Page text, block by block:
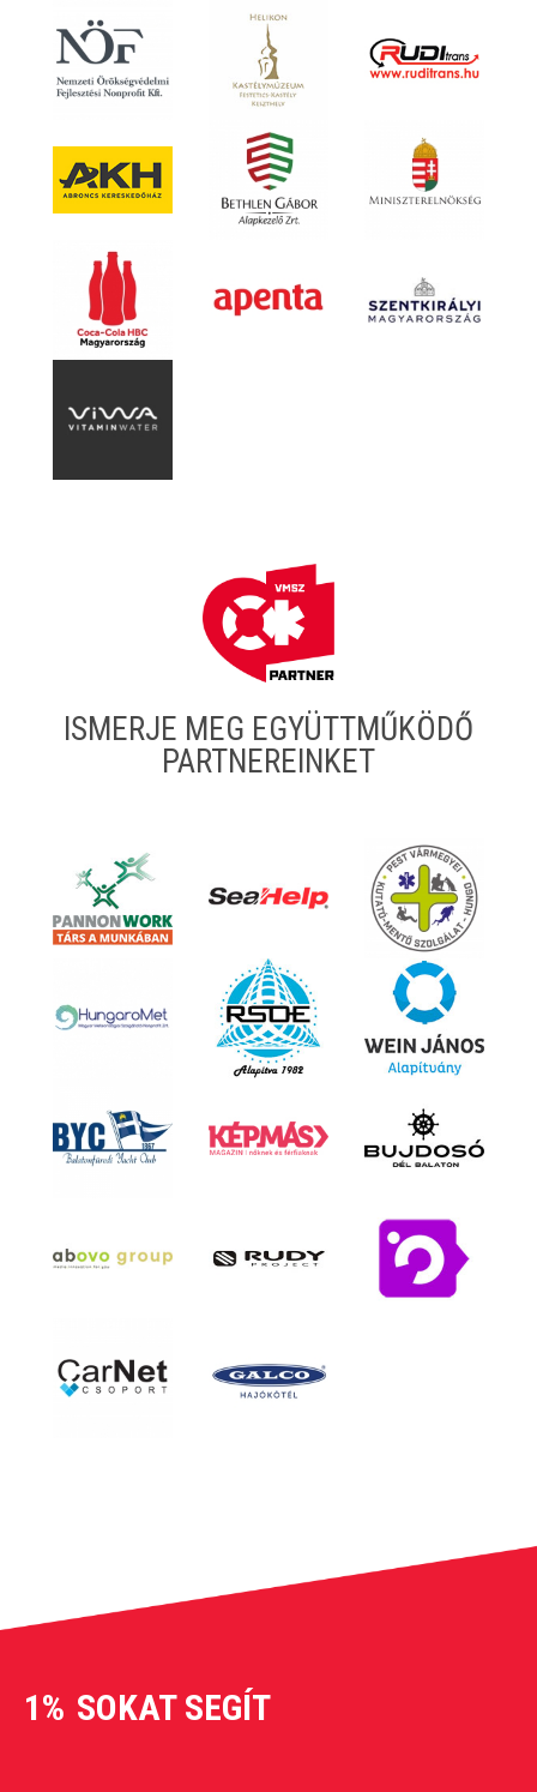
ISMERJE MEG EGYÜTTMŰKÖDŐ
PARTNEREINKET
1% SOKAT SEGÍT